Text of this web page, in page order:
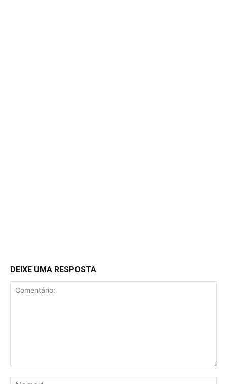
DEIXE UMA RESPOSTA